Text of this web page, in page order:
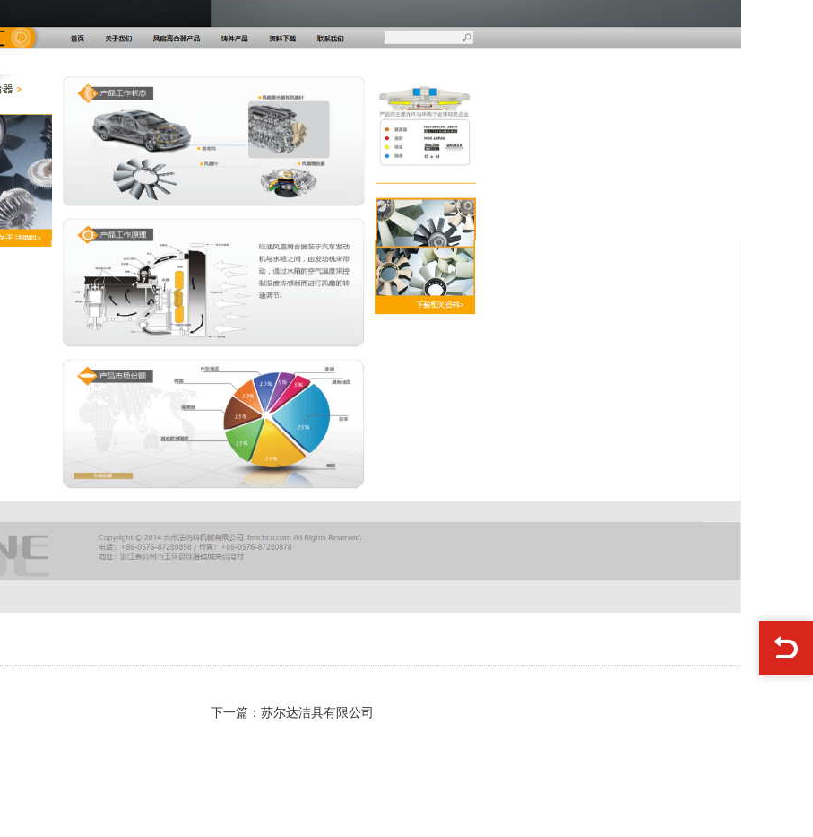
下一篇： 苏尔达洁具有限公司